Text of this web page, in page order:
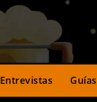
Entrevistas